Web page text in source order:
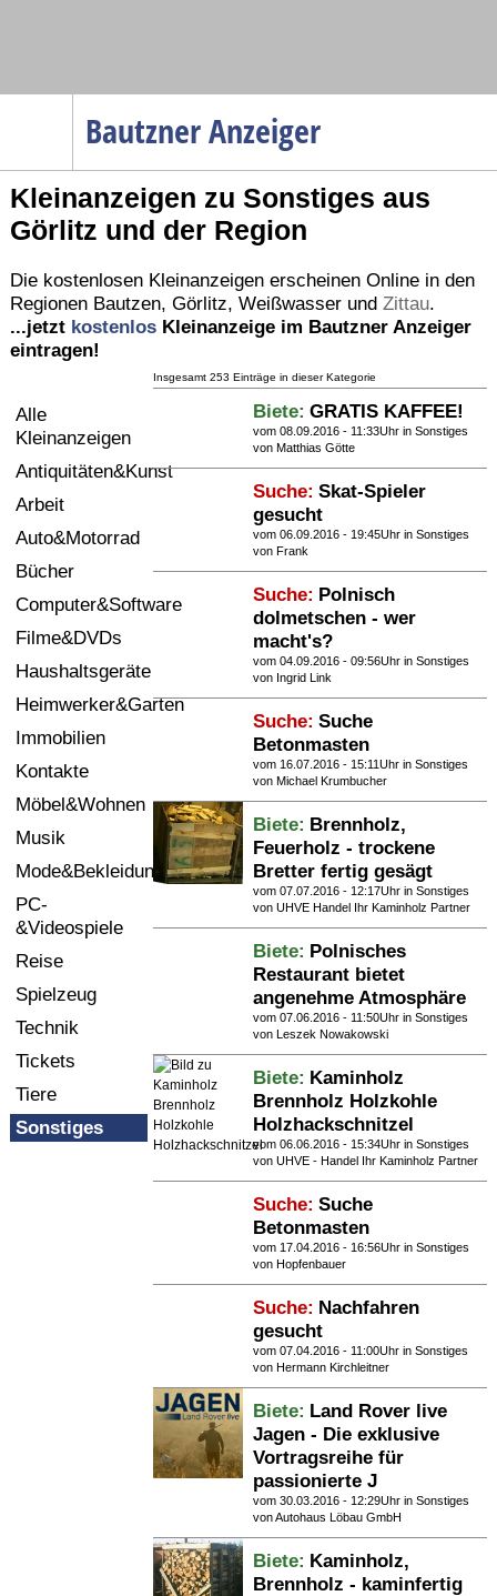
Bautzner Anzeiger
Menüpunkte
Startseite
Politik
Wirtschaft
Service
Gesundheit
Termine
Kostenlos
Kleinanzeigen zu Sonstiges aus
Görlitz und der Region
Die kostenlosen Kleinanzeigen erscheinen Online in den
Regionen Bautzen, Görlitz, Weißwasserund Zittau.
...jetzt kostenlosKleinanzeige im Bautzner Anzeiger
eintragen!
Insgesamt 253 Einträge in dieser Kategorie
Alle
Kleinanzeigen
Antiquitäten&Kunst
Arbeit
Auto&Motorrad
Bücher
Computer&Software
Filme&DVDs
Haushaltsgeräte
Heimwerker&Garten
Immobilien
Kontakte
Möbel&Wohnen
Musik
Mode&Bekleidung
PC-
&Videospiele
Reise
Spielzeug
Technik
Tickets
Tiere
Sonstiges
Biete: GRATIS KAFFEE!
vom 08.09.2016 - 11:33Uhr inSonstiges
von Matthias Götte
Suche: Skat-Spieler
gesucht
vom 06.09.2016 - 19:45Uhr inSonstiges
von Frank
Suche: Polnisch
dolmetschen - wer
macht's?
vom 04.09.2016 - 09:56Uhr inSonstiges
von Ingrid Link
Suche: Suche
Betonmasten
vom 16.07.2016 - 15:11Uhr inSonstiges
von Michael Krumbucher
Biete: Brennholz,
Feuerholz - trockene
Bretter fertig gesägt
vom 07.07.2016 - 12:17Uhr inSonstiges
von UHVE Handel Ihr Kaminholz Partner
Biete: Polnisches
Restaurant bietet
angenehme Atmosphäre
vom 07.06.2016 - 11:50Uhr inSonstiges
von Leszek Nowakowski
Biete: Kaminholz
Brennholz Holzkohle
Holzhackschnitzel
vom 06.06.2016 - 15:34Uhr inSonstiges
von UHVE - Handel Ihr Kaminholz Partner
Suche: Suche
Betonmasten
vom 17.04.2016 - 16:56Uhr inSonstiges
von Hopfenbauer
Suche: Nachfahren
gesucht
vom 07.04.2016 - 11:00Uhr inSonstiges
von Hermann Kirchleitner
Biete: Land Rover live
Jagen - Die exklusive
Vortragsreihe für
passionierte J
vom 30.03.2016 - 12:29Uhr inSonstiges
von Autohaus Löbau GmbH
Biete: Kaminholz,
Brennholz - kaminfertig